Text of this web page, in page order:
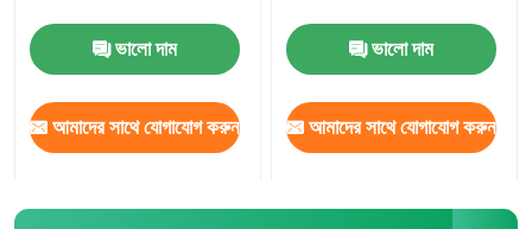
ভালো দাম
আমাদের সাথে যোগাযোগ করুন
ভালো দাম
আমাদের সাথে যোগাযোগ করুন